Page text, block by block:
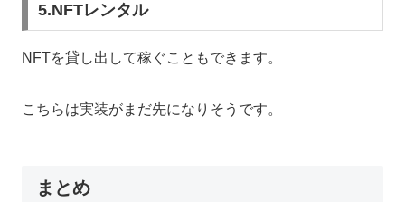
5.NFTレンタル
NFTを貸し出して稼ぐこともできます。
こちらは実装がまだ先になりそうです。
まとめ